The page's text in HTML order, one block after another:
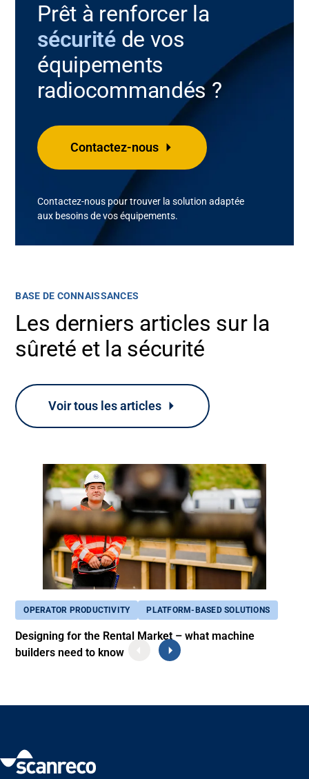
Prêt à renforcer la
sécuritéde vos
équipements
radiocommandés ?
Contactez-nous pour trouver la solution adaptée
aux besoins de vos équipements.
Contactez-nous
BASE DE CONNAISSANCES
Les derniers articles sur la
sûreté et la sécurité
Voir tous les articles
OPERATOR PRODUCTIVITY PLATFORM-BASED SOLUTIONS
Designing for the Rental Market – what machine
builders need to know